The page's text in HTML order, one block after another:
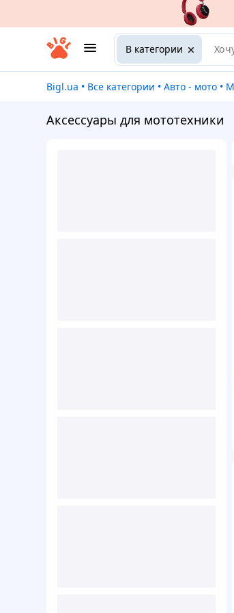
В категории
Bigl.ua • Все категории • Авто - мото •
Аксессуары для мототехники